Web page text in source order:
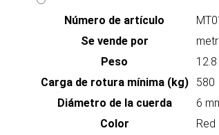
Número de artículo
Se vende por
Peso
Carga de rotura mínima (kg)
580
Diámetro de la cuerda
6
Color
Red